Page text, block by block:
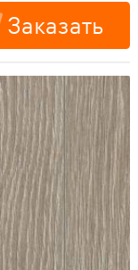
Заказать